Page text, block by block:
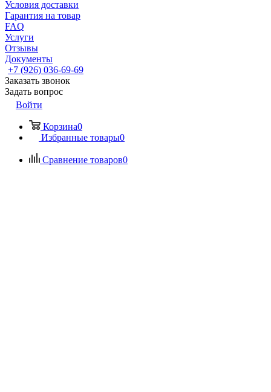
Условия доставки
Гарантия на товар
FAQ
Услуги
Отзывы
Документы
+7 (926) 036-69-69
Заказать звонок
Задать вопрос
Войти
Корзина0
Избранные товары0
Сравнение товаров0